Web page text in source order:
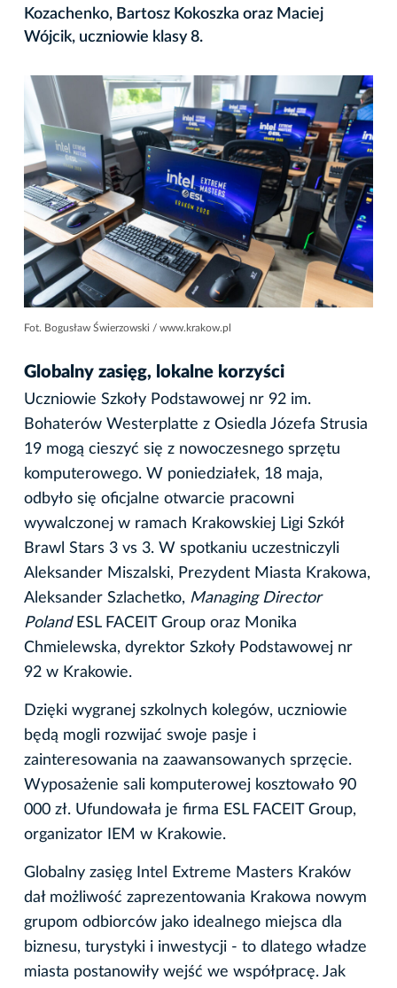
Kozachenko, Bartosz Kokoszka oraz Maciej
Wójcik, uczniowie klasy 8.
Fot. Bogusław Świerzowski / www.krakow.pl
Globalny zasięg, lokalne korzyści
Uczniowie Szkoły Podstawowej nr 92 im.
Bohaterów Westerplatte z Osiedla Józefa Strusia
19 mogą cieszyć się z nowoczesnego sprzętu
komputerowego. W poniedziałek, 18 maja,
odbyło się oficjalne otwarcie pracowni
wywalczonej w ramach Krakowskiej Ligi Szkół
Brawl Stars 3 vs 3. W spotkaniu uczestniczyli
Aleksander Miszalski, Prezydent Miasta Krakowa,
Aleksander Szlachetko, Managing Director
PolandESL FACEIT Group oraz Monika
Chmielewska, dyrektor Szkoły Podstawowej nr
92 w Krakowie.
Dzięki wygranej szkolnych kolegów, uczniowie
będą mogli rozwijać swoje pasje i
zainteresowania na zaawansowanych sprzęcie.
Wyposażenie sali komputerowej kosztowało 90
000 zł. Ufundowała je firma ESL FACEIT Group,
organizator IEM w Krakowie.
Globalny zasięg Intel Extreme Masters Kraków
dał możliwość zaprezentowania Krakowa nowym
grupom odbiorców jako idealnego miejsca dla
biznesu, turystyki i inwestycji - to dlatego władze
miasta postanowiły wejść we współpracę. Jak